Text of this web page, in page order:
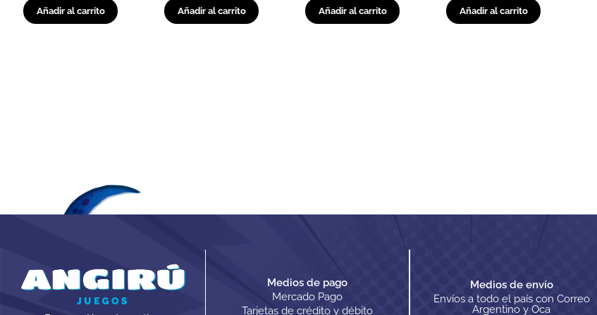
Añadir al carrito Añadir al carrito Añadir al carrito Añadir al carrito
Medios de pago
Mercado Pago
Tarjetas de crédito y débito
Medios de envío
Envíos a todo el país con Correo
Argentino y Oca